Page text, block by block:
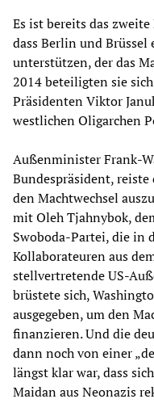
Es ist bereits das
dass Berlin und Brüssel
unterstützen, der das
2014 beteiligten sie
Präsidenten Viktor
westlichen Oligarchen
Außenminister Frank-
Bundespräsident,
den Machtwechsel
mit Oleh Tjahnybok,
Swoboda-Partei, die in
Kollaborateuren aus
stellvertretende US-
brüstete sich,
ausgegeben, um den
finanzieren. Und die
dann noch von einer
längst klar war, dass
Maidan aus Neonazis